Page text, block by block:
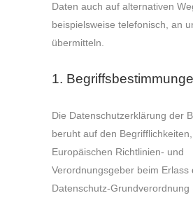
Daten auch auf alternativen
beispielsweise telefonisch, an
übermitteln.
1.
Die Datenschutzerklärung der
beruht auf den
Europäischen Richtlinien- und
Verordnungsgeber beim Erlass
Datenschutz-Grundverordnung